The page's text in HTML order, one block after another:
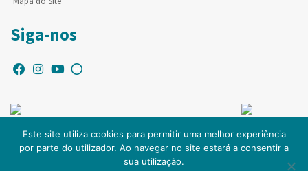
Siga-nos
© Copyright IPO-PORTO. Todos os direitos reservados.
Este site utiliza cookies para permitir uma melhor experiência
por parte do utilizador. Ao navegar no site estará a consentir a
sua utilização.